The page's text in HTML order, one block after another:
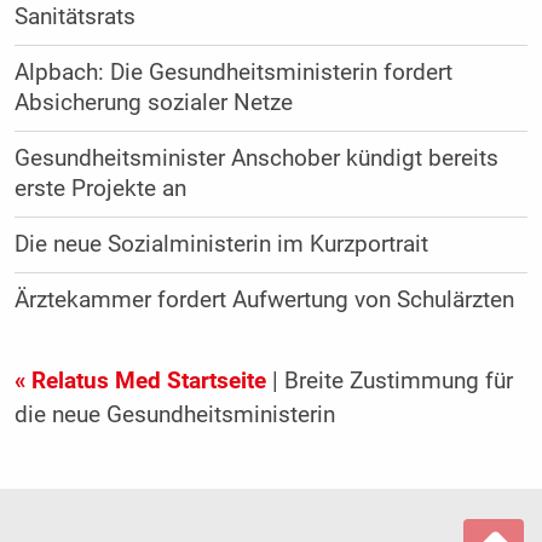
Sanitätsrats
Alpbach: Die Gesundheitsministerin fordert
Absicherung sozialer Netze
Gesundheitsminister Anschober kündigt bereits
erste Projekte an
Die neue Sozialministerin im Kurzportrait
Ärztekammer fordert Aufwertung von Schulärzten
« Relatus Med Startseite| Breite Zustimmung für
die neue Gesundheitsministerin